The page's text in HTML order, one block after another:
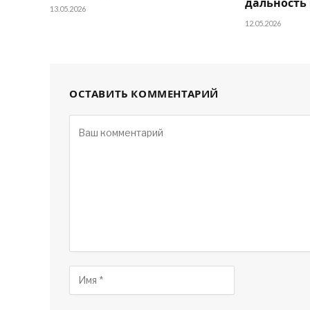
13.05.2026
дальность
12.05.2026
ОСТАВИТЬ КОММЕНТАРИЙ